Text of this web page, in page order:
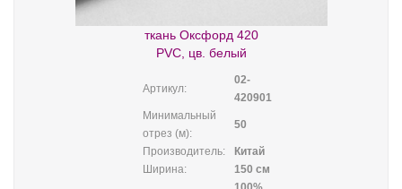
ткань Оксфорд 420
PVC, цв. белый
Артикул:
02-
420901
Минимальный
отрез (м):
50
Производитель:
Китай
Ширина:
150 см